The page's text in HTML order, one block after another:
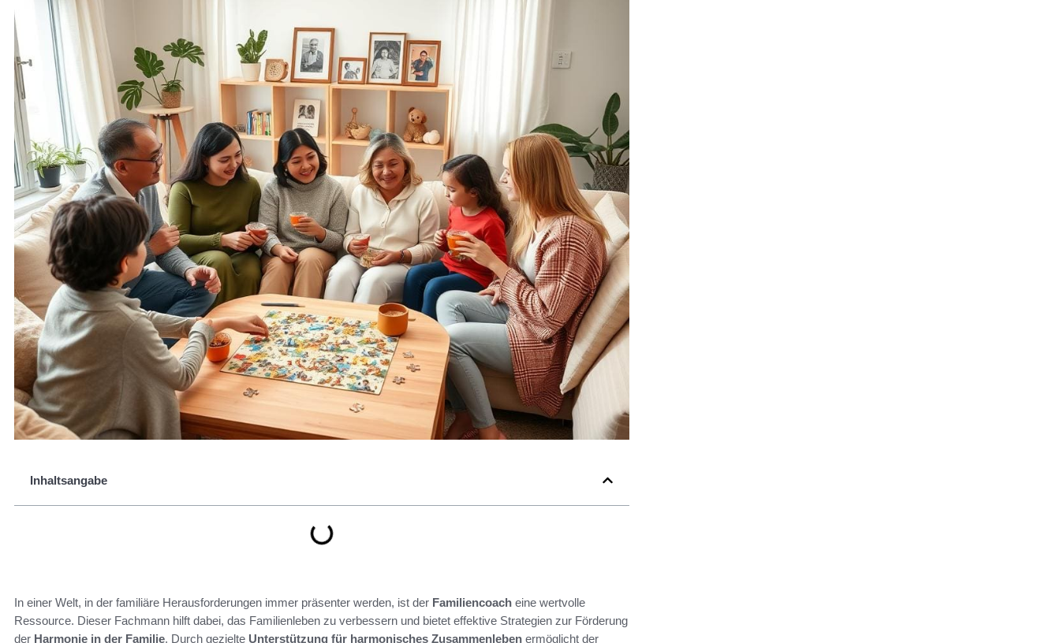
Inhaltsangabe
In einer Welt, in der familiäre Herausforderungen immer präsenter werden, ist der Familiencoach eine wertvolle
Ressource. Dieser Fachmann hilft dabei, das Familienleben zu verbessern und bietet effektive Strategien zur Förderung
der Harmonie in der Familie. Durch gezielte Unterstützung für harmonisches Zusammenleben ermöglicht der